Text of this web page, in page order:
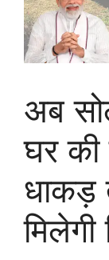
अब
घर
धाकड़
मिलेगी